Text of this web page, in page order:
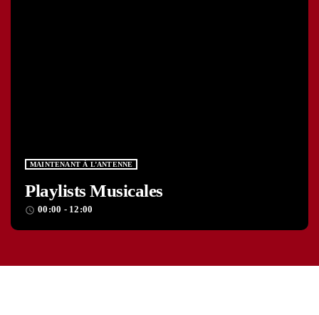
MAINTENANT À L’ANTENNE
Playlists Musicales
access_time 00:00 - 12:00